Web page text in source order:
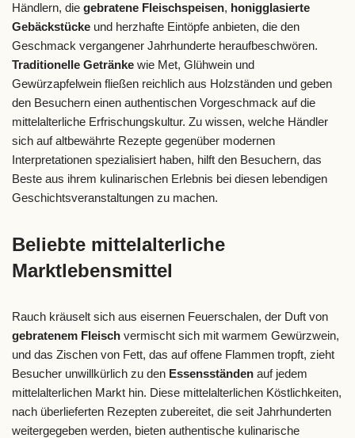
Händlern, die gebratene Fleischspeisen, honigglasierte
Gebäckstücke und herzhafte Eintöpfe anbieten, die den
Geschmack vergangener Jahrhunderte heraufbeschwören.
Traditionelle Getränke wie Met, Glühwein und
Gewürzapfelwein fließen reichlich aus Holzständen und geben
den Besuchern einen authentischen Vorgeschmack auf die
mittelalterliche Erfrischungskultur. Zu wissen, welche Händler
sich auf altbewährte Rezepte gegenüber modernen
Interpretationen spezialisiert haben, hilft den Besuchern, das
Beste aus ihrem kulinarischen Erlebnis bei diesen lebendigen
Geschichtsveranstaltungen zu machen.
Beliebte mittelalterliche
Marktlebensmittel
Rauch kräuselt sich aus eisernen Feuerschalen, der Duft von
gebratenem Fleisch vermischt sich mit warmem Gewürzwein,
und das Zischen von Fett, das auf offene Flammen tropft, zieht
Besucher unwillkürlich zu den Essensständen auf jedem
mittelalterlichen Markt hin. Diese mittelalterlichen Köstlichkeiten,
nach überlieferten Rezepten zubereitet, die seit Jahrhunderten
weitergegeben werden, bieten authentische kulinarische